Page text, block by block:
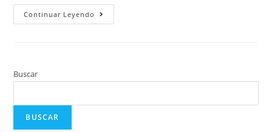
Continuar Leyendo
Buscar
BUSCAR